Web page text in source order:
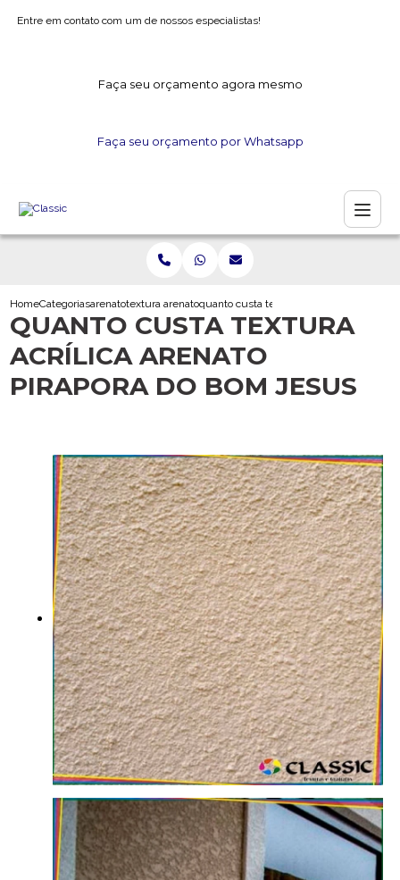
Entre em contato com um de nossos especialistas!
Faça seu orçamento agora mesmo
Faça seu orçamento por Whatsapp
HomeCategoriasarenatotextura arenatoquanto custa textura acrilica arenato
QUANTO CUSTA TEXTURA
ACRÍLICA ARENATO
PIRAPORA DO BOM JESUS